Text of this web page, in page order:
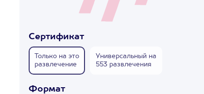
Сертификат
Только на это
развлечение
Универсальный на
553 развлечения
Формат